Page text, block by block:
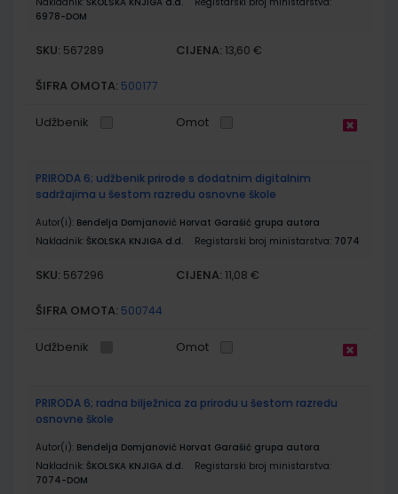
6978-DOM
SKU: 567289 CIJENA: 13,60 €
ŠIFRA OMOTA: 500177
Udžbenik Omot
PRIRODA 6; udžbenik prirode s dodatnim digitalnim
sadržajima u šestom razredu osnovne škole
Autor(i): Bendelja Domjanović Horvat Garašić grupa autora
Nakladnik: ŠKOLSKA KNJIGA d.d. Registarski broj ministarstva: 7074
SKU: 567296 CIJENA: 11,08 €
ŠIFRA OMOTA: 500744
Udžbenik Omot
PRIRODA 6; radna bilježnica za prirodu u šestom razredu
osnovne škole
Autor(i): Bendelja Domjanović Horvat Garašić grupa autora
Nakladnik: ŠKOLSKA KNJIGA d.d.
Registarski broj ministarstva:
7074-DOM